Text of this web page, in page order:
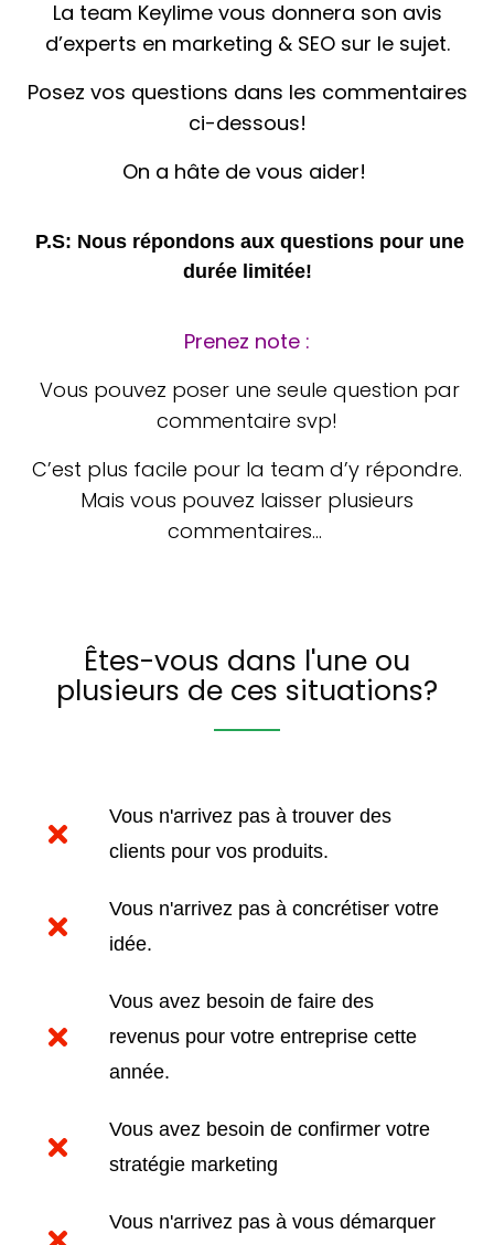
La team Keylime vous donnera son avis
d’experts en marketing & SEO sur le sujet.
Posez vos questions dans les commentaires
ci-dessous!
On a hâte de vous aider!
P.S: Nous répondons aux questions pour une
durée limitée!
Prenez note :
Vous pouvez poser une seule question par
commentaire svp!
C’est plus facile pour la team d’y répondre.
Mais vous pouvez laisser plusieurs
commentaires…
Êtes-vous dans l'une ou
plusieurs de ces situations?
Vous n'arrivez pas à trouver des
clients pour vos produits.
Vous n'arrivez pas à concrétiser votre
idée.
Vous avez besoin de faire des
revenus pour votre entreprise cette
année.
Vous avez besoin de confirmer votre
stratégie marketing
Vous n'arrivez pas à vous démarquer